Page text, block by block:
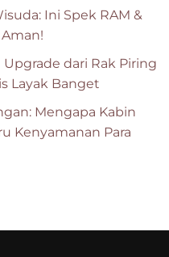
Ini Spek RAM &
dari Rak Piring
Layak Banget
Mengapa Kabin
Kenyamanan Para